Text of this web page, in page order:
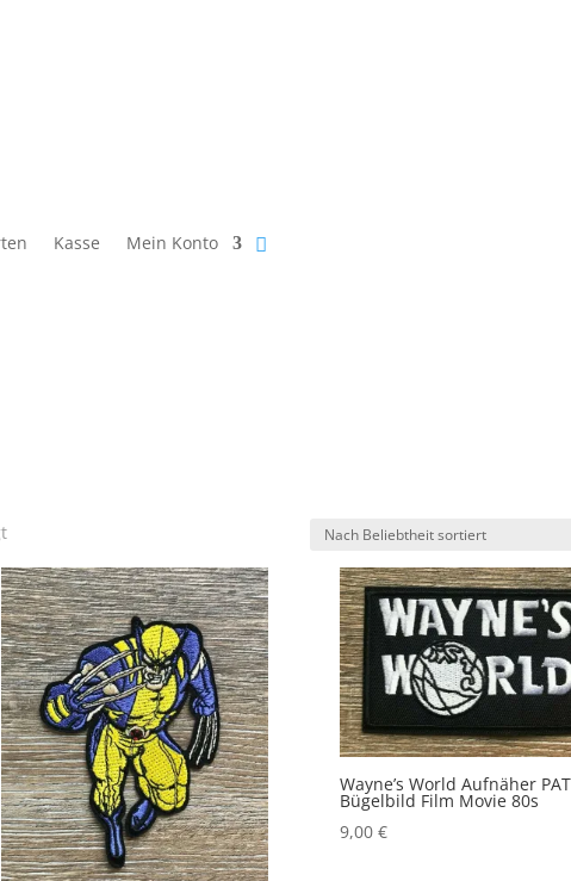
Kasse Mein Konto
Nach
sortiert
Wayne’s World Aufnäher
Bügelbild Film Movie 80s
9,00 €